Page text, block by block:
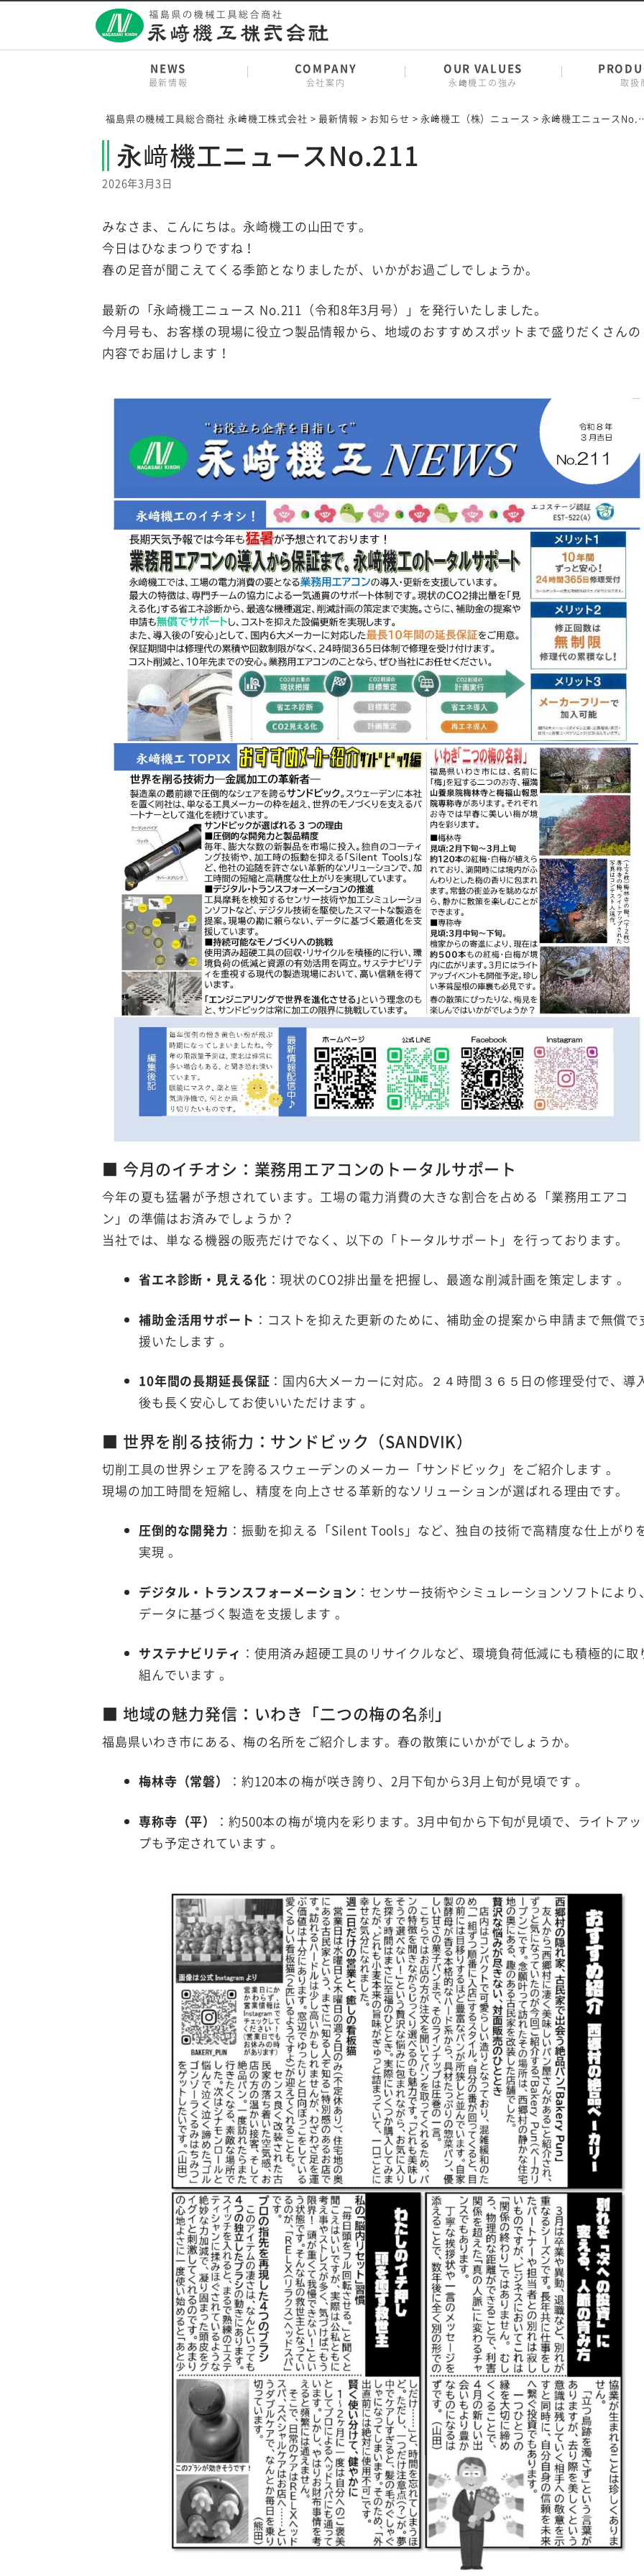
content
NEWS
最新情報
COMPANY
会社案内
OUR VALUES
永﨑機工の強み 取扱
福島県の機械工具総合商社 永﨑機工株式会社 > 最新情報 > お知らせ >永﨑機工（株）ニュース >永﨑機工ニュースNo.211
永﨑機工ニュースNo.211
2026年3月3日
みなさま、こんにちは。永崎機工の山田です。
今日はひなまつりですね！
春の足音が聞こえてくる季節となりましたが、いかがお過ごしでしょうか。
最新の「永崎機工ニュース No.211（令和8年3月号）」を発行いたしました。
今月号も、お客様の現場に役立つ製品情報から、地域のおすすめスポットまで盛りだくさんの
内容でお届けします！
■ 今月のイチオシ：業務用エアコンのトータルサポート
今年の夏も猛暑が予想されています。工場の電力消費の大きな割合を占める「業務用エアコ
ン」の準備はお済みでしょうか？
当社では、単なる機器の販売だけでなく、以下の「トータルサポート」を行っております。
省エネ診断・見える化 ：現状のCO2排出量を把握し、最適な削減計画を策定します。
補助金活用サポート ：コストを抑えた更新のために、補助金の提案から申請まで無償で
援いたします 。
10年間の長期延長保証 ：国内6大メーカーに対応。２４時間３６５日の修理受付で、導
後も長く安心してお使いいただけます。
■ 世界を削る技術力：サンドビック（SANDVIK）
切削工具の世界シェアを誇るスウェーデンのメーカー「サンドビック」をご紹介します。
現場の加工時間を短縮し、精度を向上させる革新的なソリューションが選ばれる理由です。
圧倒的な開発力 ：振動を抑える「Silent Tools」など、独自の技術で高精度な仕上がり
実現 。
デジタル・トランスフォーメーション ：センサー技術やシミュレーションソフトにより
データに基づく製造を支援します 。
サステナビリティ ：使用済み超硬工具のリサイクルなど、環境負荷低減にも積極的に取
組んでいます 。
■ 地域の魅力発信：いわき「二つの梅の名刹」
福島県いわき市にある、梅の名所をご紹介します。春の散策にいかがでしょうか。
梅林寺（常磐） ：約120本の梅が咲き誇り、2月下旬から3月上旬が見頃です。
専称寺（平）
：約500本の梅が境内を彩ります。3月中旬から下旬が見頃で、ライトアッ
プも予定されています。